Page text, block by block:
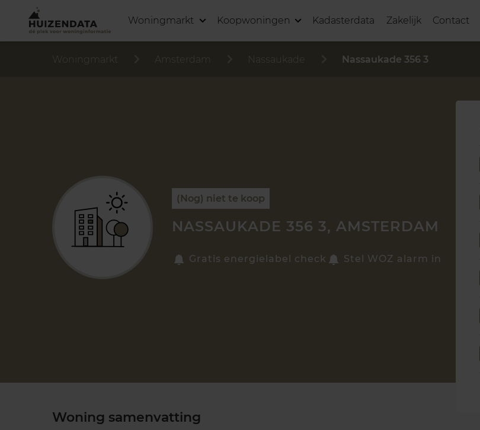
Woningmarkt Koopwoningen Kadasterdata Zakelijk Contact
Woningmarkt Amsterdam Nassaukade Nassaukade 356 3
(Nog) niet te koop
NASSAUKADE 356 3, AMSTERDAM
Gratis energielabel check Stel WOZ alarm in
Woning samenvatting